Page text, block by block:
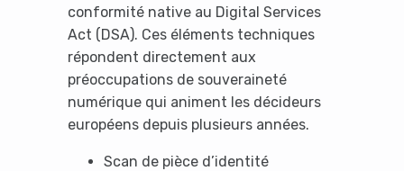
conformité native au Digital Services
Act (DSA). Ces éléments techniques
répondent directement aux
préoccupations de souveraineté
numérique qui animent les décideurs
européens depuis plusieurs années.
Scan de pièce d’identité